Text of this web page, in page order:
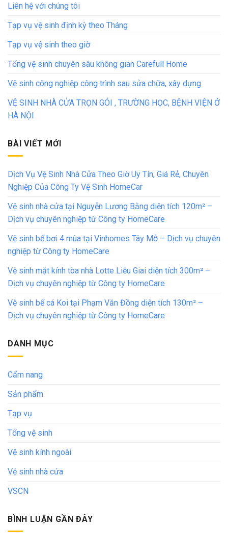
Liên hệ với chúng tôi
Tạp vụ vệ sinh định kỳ theo Tháng
Tạp vụ vệ sinh theo giờ
Tổng vệ sinh chuyên sâu không gian Carefull Home
Vệ sinh công nghiệp công trình sau sửa chữa, xây dựng
VỆ SINH NHÀ CỬA TRỌN GÓI , TRƯỜNG HỌC, BỆNH VIỆN Ở
HÀ NỘI
BÀI VIẾT MỚI
Dịch Vụ Vệ Sinh Nhà Cửa Theo Giờ Uy Tín, Giá Rẻ, Chuyên
Nghiệp Của Công Ty Vệ Sinh HomeCar
Vệ sinh nhà cửa tại Nguyễn Lương Bằng diện tích 120m² –
Dịch vụ chuyên nghiệp từ Công ty HomeCare
Vệ sinh bể bơi 4 mùa tại Vinhomes Tây Mỗ – Dịch vụ chuyên
nghiệp từ Công ty HomeCare
Vệ sinh mặt kính tòa nhà Lotte Liễu Giai diện tích 300m² –
Dịch vụ chuyên nghiệp từ Công ty HomeCare
Vệ sinh bể cá Koi tại Phạm Văn Đồng diện tích 130m² –
Dịch vụ chuyên nghiệp từ Công ty HomeCare
DANH MỤC
Cẩm nang
Sản phẩm
Tạp vụ
Tổng vệ sinh
Vệ sinh kính ngoài
Vệ sinh nhà cửa
VSCN
BÌNH LUẬN GẦN ĐÂY